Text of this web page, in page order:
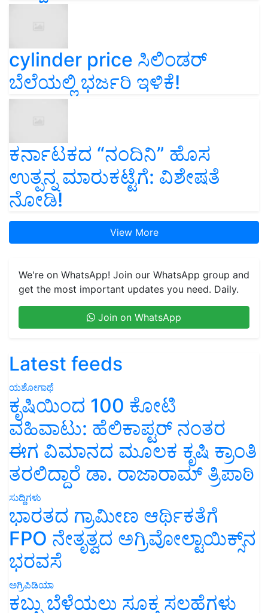
cylinder price ಸಿಲಿಂಡರ್‌
ಬೆಲೆಯಲ್ಲಿ ಭರ್ಜರಿ ಇಳಿಕೆ!
ಕರ್ನಾಟಕದ “ನಂದಿನಿ” ಹೊಸ
ಉತ್ಪನ್ನ ಮಾರುಕಟ್ಟೆಗೆ: ವಿಶೇಷತೆ
ನೋಡಿ!
View More
We're on WhatsApp! Join our WhatsApp group and
get the most important updates you need. Daily.
Join on WhatsApp
Latest feeds
ಯಶೋಗಾಥೆ
ಕೃಷಿಯಿಂದ 100 ಕೋಟಿ
ವಹಿವಾಟು: ಹೆಲಿಕಾಪ್ಟರ್ ನಂತರ
ಈಗ ವಿಮಾನದ ಮೂಲಕ ಕೃಷಿ ಕ್ರಾಂತಿ
ತರಲಿದ್ದಾರೆ ಡಾ. ರಾಜಾರಾಮ್ ತ್ರಿಪಾಠಿ
ಸುದ್ದಿಗಳು
ಭಾರತದ ಗ್ರಾಮೀಣ ಆರ್ಥಿಕತೆಗೆ
FPO ನೇತೃತ್ವದ ಅಗ್ರಿವೋಲ್ಟಾಯಿಕ್ಸ್‌ನ
ಭರವಸೆ
ಅಗ್ರಿಪಿಡಿಯಾ
ಕಬ್ಬು ಬೆಳೆಯಲು ಸೂಕ್ತ ಸಲಹೆಗಳು